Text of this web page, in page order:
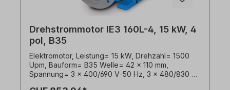
zusenden. Alle Produktfotos sind unverbindliche
Beispiele! Technische Änderungen vorbehalten.
Drehstrommotor IE3 160L-4, 15 kW, 4
pol, B35
Elektromotor, Leistung= 15 kW, Drehzahl= 1500
Upm, Bauform= B35 Welle= 42 x 110 mm,
Spannung= 3 x 400/690 V-50 Hz, 3 x 480/830 V-